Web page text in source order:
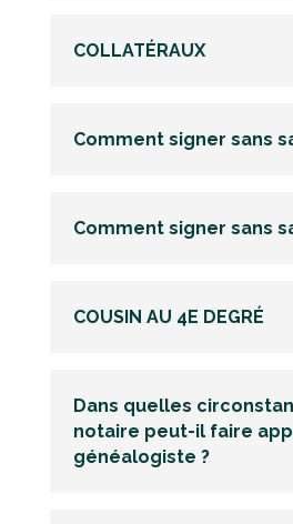
COLLATÉRAUX
Comment signer sans
Comment signer sans
COUSIN AU 4E DEGRÉ
Dans quelles
notaire peut-il faire
généalogiste ?